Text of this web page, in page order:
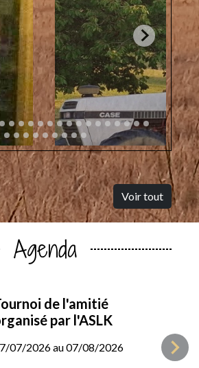
Voir tout
Agenda
de l'amitié
par l'ASLK
07/2026 au 07/08/2026